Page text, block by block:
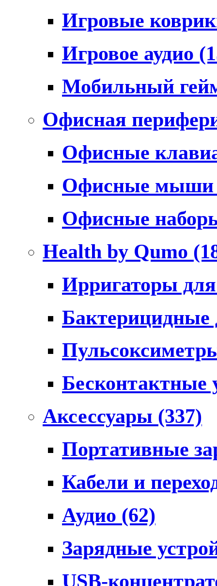
Игровые
Игровое аудио
Мобильный
Офисная
Офисные
Офисные
Офисные
Health by Qumo
Ирригаторы
Бесконтактные
Аксессуары (337)
Портативные
Кабели и
Аудио (62)
Зарядные
USB-